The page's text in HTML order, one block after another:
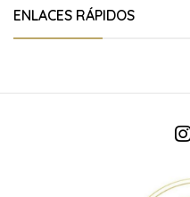
ENLACES RÁPIDOS